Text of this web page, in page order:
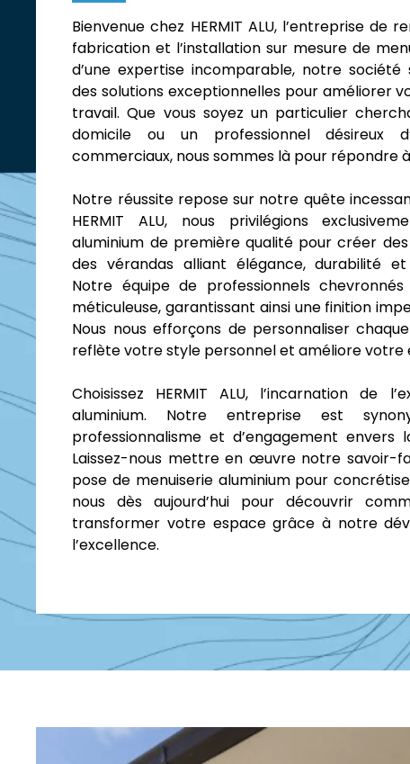
Bienvenue chez HERMIT ALU, l’entreprise de
fabrication et l’installation sur mesure de
d’une expertise incomparable, notre société
des solutions exceptionnelles pour améliorer
travail. Que vous soyez un particulier
domicile ou un professionnel désireux
commerciaux, nous sommes là pour répondre
Notre réussite repose sur notre quête
HERMIT ALU, nous privilégions
aluminium de première qualité pour créer
des vérandas alliant élégance, durabilité
Notre équipe de professionnels
méticuleuse, garantissant ainsi une finition
Nous nous efforçons de personnaliser
reflète votre style personnel et améliore votre
Choisissez HERMIT ALU, l’incarnation de
aluminium. Notre entreprise est
professionnalisme et d’engagement envers
Laissez-nous mettre en œuvre notre savoir-
pose de menuiserie aluminium pour
nous dès aujourd’hui pour découvrir
transformer votre espace grâce à notre
l’excellence.